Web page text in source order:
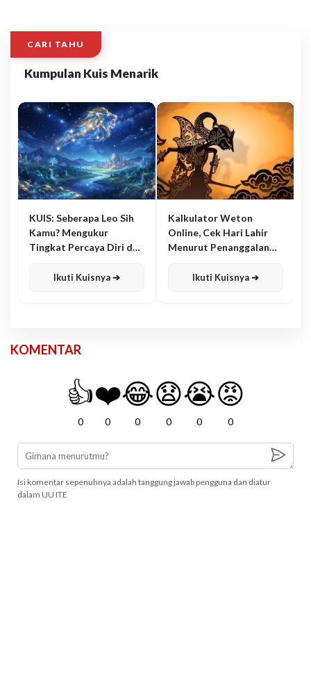
CARI TAHU
Kumpulan Kuis Menarik
KUIS: Seberapa Leo Sih
Kamu? Mengukur
Tingkat Percaya Diri dan
Ikuti Kuisnya ➔
Kalkulator Weton
Online, Cek Hari Lahir
Menurut Penanggalan
Ikuti Kuisnya ➔
KOMENTAR
👍
0
❤️
0
😂
0
😧
0
😭
0
😡
0
Isi komentar sepenuhnya adalah tanggung jawab pengguna dan diatur
dalam UU ITE